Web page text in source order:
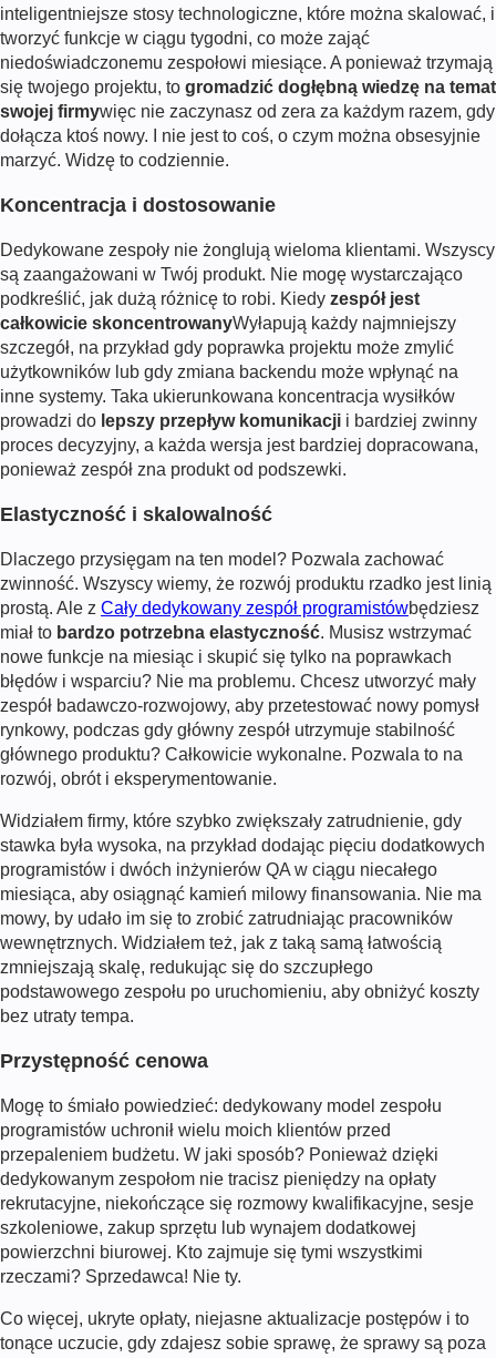
inteligentniejsze stosy technologiczne, które można skalować, i
tworzyć funkcje w ciągu tygodni, co może zająć
niedoświadczonemu zespołowi miesiące. A ponieważ trzymają
się twojego projektu, to gromadzić dogłębną wiedzę na temat
swojej firmywięc nie zaczynasz od zera za każdym razem, gdy
dołącza ktoś nowy. I nie jest to coś, o czym można obsesyjnie
marzyć. Widzę to codziennie.
Koncentracja i dostosowanie
Dedykowane zespoły nie żonglują wieloma klientami. Wszyscy
są zaangażowani w Twój produkt. Nie mogę wystarczająco
podkreślić, jak dużą różnicę to robi. Kiedy zespół jest
całkowicie skoncentrowanyWyłapują każdy najmniejszy
szczegół, na przykład gdy poprawka projektu może zmylić
użytkowników lub gdy zmiana backendu może wpłynąć na
inne systemy. Taka ukierunkowana koncentracja wysiłków
prowadzi do lepszy przepływ komunikacji i bardziej zwinny
proces decyzyjny, a każda wersja jest bardziej dopracowana,
ponieważ zespół zna produkt od podszewki.
Elastyczność i skalowalność
Dlaczego przysięgam na ten model? Pozwala zachować
zwinność. Wszyscy wiemy, że rozwój produktu rzadko jest linią
prostą. Ale z Cały dedykowany zespół programistówbędziesz
miał to bardzo potrzebna elastyczność. Musisz wstrzymać
nowe funkcje na miesiąc i skupić się tylko na poprawkach
błędów i wsparciu? Nie ma problemu. Chcesz utworzyć mały
zespół badawczo-rozwojowy, aby przetestować nowy pomysł
rynkowy, podczas gdy główny zespół utrzymuje stabilność
głównego produktu? Całkowicie wykonalne. Pozwala to na
rozwój, obrót i eksperymentowanie.
Widziałem firmy, które szybko zwiększały zatrudnienie, gdy
stawka była wysoka, na przykład dodając pięciu dodatkowych
programistów i dwóch inżynierów QA w ciągu niecałego
miesiąca, aby osiągnąć kamień milowy finansowania. Nie ma
mowy, by udało im się to zrobić zatrudniając pracowników
wewnętrznych. Widziałem też, jak z taką samą łatwością
zmniejszają skalę, redukując się do szczupłego
podstawowego zespołu po uruchomieniu, aby obniżyć koszty
bez utraty tempa.
Przystępność cenowa
Mogę to śmiało powiedzieć: dedykowany model zespołu
programistów uchronił wielu moich klientów przed
przepaleniem budżetu. W jaki sposób? Ponieważ dzięki
dedykowanym zespołom nie tracisz pieniędzy na opłaty
rekrutacyjne, niekończące się rozmowy kwalifikacyjne, sesje
szkoleniowe, zakup sprzętu lub wynajem dodatkowej
powierzchni biurowej. Kto zajmuje się tymi wszystkimi
rzeczami? Sprzedawca! Nie ty.
Co więcej, ukryte opłaty, niejasne aktualizacje postępów i to
tonące uczucie, gdy zdajesz sobie sprawę, że sprawy są poza